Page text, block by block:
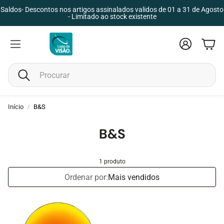
Saldos- Descontos nos artigos assinalados validos de 01 a 31 de Agosto
- Limitado ao stock existente
Pesquisar
Conta
Criança
Início B&S
B&S
1 produto
Ordenar por:Mais vendidos